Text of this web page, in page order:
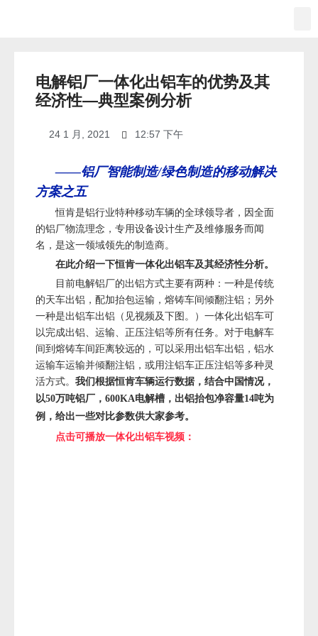
电解铝厂一体化出铝车的优势及其
经济性—典型案例分析
24 1 月, 2021 12:57 下午
——铝厂智能制造/绿色制造的移动解决
方案之五
恒肯是铝行业特种移动车辆的全球领导者，因全面
的铝厂物流理念，专用设备设计生产及维修服务而闻
名，是这一领域领先的制造商。
在此介绍一下恒肯一体化出铝车及其经济性分析。
目前电解铝厂的出铝方式主要有两种：一种是传统
的天车出铝，配加抬包运输，熔铸车间倾翻注铝；另外
一种是出铝车出铝（见视频及下图。）一体化出铝车可
以完成出铝、运输、正压注铝等所有任务。对于电解车
间到熔铸车间距离较远的，可以采用出铝车出铝，铝水
运输车运输并倾翻注铝，或用注铝车正压注铝等多种灵
活方式。 我们根据恒肯车辆运行数据，结合中国情况，
以50万吨铝厂，600KA电解槽，出铝抬包净容量14吨为
例，给出一些对比参数供大家参考。
点击可播放一体化出铝车视频：